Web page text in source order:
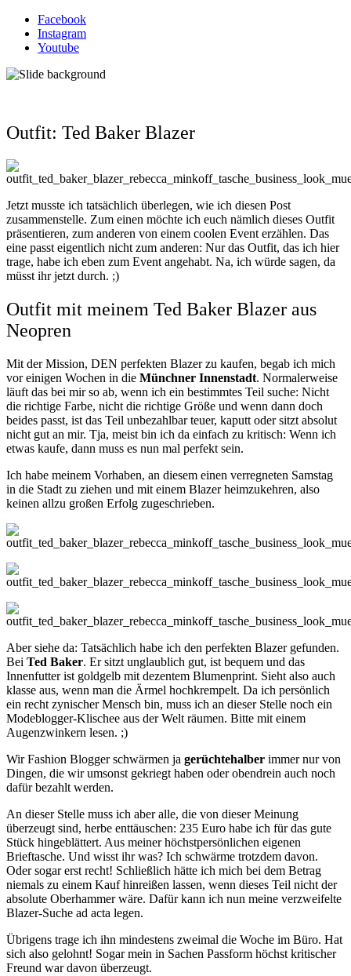
Facebook
Instagram
Youtube
Outfit: Ted Baker Blazer
Jetzt musste ich tatsächlich überlegen, wie ich diesen Post
zusammenstelle. Zum einen möchte ich euch nämlich dieses Outfit
präsentieren, zum anderen von einem coolen Event erzählen. Das
eine passt eigentlich nicht zum anderen: Nur das Outfit, das ich hier
trage, habe ich eben zum Event angehabt. Na, ich würde sagen, da
müsst ihr jetzt durch. ;)
Outfit mit meinem Ted Baker Blazer aus
Neopren
Mit der Mission, DEN perfekten Blazer zu kaufen, begab ich mich
vor einigen Wochen in die Münchner Innenstadt. Normalerweise
läuft das bei mir so ab, wenn ich ein bestimmtes Teil suche: Nicht
die richtige Farbe, nicht die richtige Größe und wenn dann doch
beides passt, ist das Teil unbezahlbar teuer, kaputt oder sitzt absolut
nicht gut an mir. Tja, meist bin ich da einfach zu kritisch: Wenn ich
etwas kaufe, dann muss es nun mal perfekt sein.
Ich habe meinem Vorhaben, an diesem einen verregneten Samstag
in die Stadt zu ziehen und mit einem Blazer heimzukehren, also
keinen allzu großen Erfolg zugeschrieben.
Aber siehe da: Tatsächlich habe ich den perfekten Blazer gefunden.
Bei Ted Baker. Er sitzt unglaublich gut, ist bequem und das
Innenfutter ist goldgelb mit dezentem Blumenprint. Sieht also auch
klasse aus, wenn man die Ärmel hochkrempelt. Da ich persönlich
ein recht zynischer Mensch bin, muss ich an dieser Stelle noch ein
Modeblogger-Klischee aus der Welt räumen. Bitte mit einem
Augenzwinkern lesen. ;)
Wir Fashion Blogger schwärmen ja gerüchtehalber immer nur von
Dingen, die wir umsonst gekriegt haben oder obendrein auch noch
dafür bezahlt werden.
An dieser Stelle muss ich aber alle, die von dieser Meinung
überzeugt sind, herbe enttäuschen: 235 Euro habe ich für das gute
Stück hingeblättert. Aus meiner höchstpersönlichen eigenen
Brieftasche. Und wisst ihr was? Ich schwärme trotzdem davon.
Oder sogar erst recht! Schließlich hätte ich mich bei dem Betrag
niemals zu einem Kauf hinreißen lassen, wenn dieses Teil nicht der
absolute Oberhammer wäre. Dafür kann ich nun meine verzweifelte
Blazer-Suche ad acta legen.
Übrigens trage ich ihn mindestens zweimal die Woche im Büro. Hat
sich also gelohnt! Sogar mein in Sachen Passform höchst kritischer
Freund war davon überzeugt.